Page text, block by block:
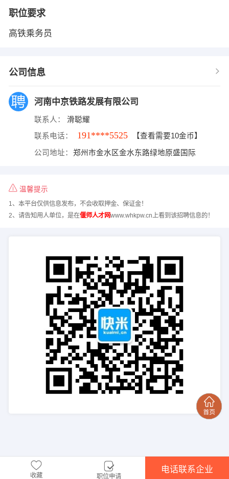
职位要求
高铁乘务员
公司信息
河南中京铁路发展有限公司
联系人： 滑聪耀
联系电话： 191****5525 【查看需要10金币】
公司地址： 郑州市金水区金水东路绿地原盛国际
温馨提示
1、本平台仅供信息发布，不会收取押金、保证金！
2、请告知用人单位，是在偃师人才网www.whkpw.cn上看到该招聘信息的！
收藏 职位申请
电话联系企业